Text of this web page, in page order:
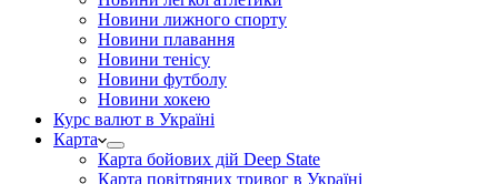
Новини лижного спорту
Новини плавання
Новини тенісу
Новини футболу
Новини хокею
Курс валют в Україні
Карта
Карта бойових дій Deep State
Карта повітряних тривог в Україні